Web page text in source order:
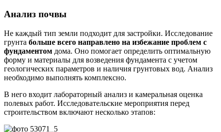
Анализ почвы
Не каждый тип земли подходит для застройки. Исследование
грунта больше всего направлено на избежание проблем с
фундаментом дома. Оно помогает определить оптимальную
форму и материалы для возведения фундамента с учетом
геологических параметров и наличия грунтовых вод. Анализ
необходимо выполнять комплексно.
В него входит лабораторный анализ и камеральная оценка
полевых работ. Исследовательские мероприятия перед
строительством включают несколько этапов: